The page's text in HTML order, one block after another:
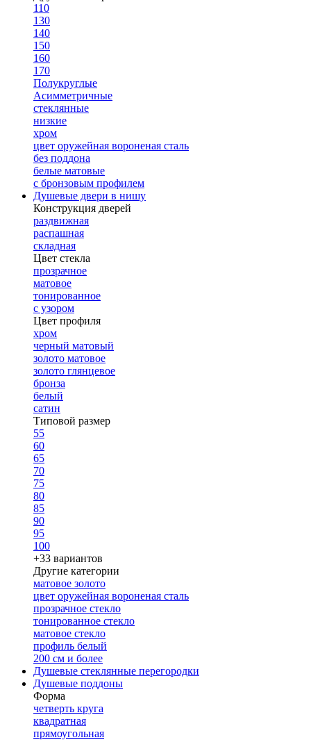
110
130
140
150
160
170
Полукруглые
Асимметричные
стеклянные
низкие
хром
цвет оружейная вороненая сталь
без поддона
белые матовые
с бронзовым профилем
Душевые двери в нишу
Конструкция дверей
раздвижная
распашная
складная
Цвет стекла
прозрачное
матовое
тонированное
с узором
Цвет профиля
хром
черный матовый
золото матовое
золото глянцевое
бронза
белый
сатин
Типовой размер
55
60
65
70
75
80
85
90
95
100
+33 вариантов
Другие категории
матовое золото
цвет оружейная вороненая сталь
прозрачное стекло
тонированное стекло
матовое стекло
профиль белый
200 см и более
Душевые стеклянные перегородки
Душевые поддоны
Форма
четверть круга
квадратная
прямоугольная